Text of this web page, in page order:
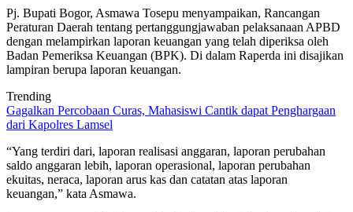
Pj. Bupati Bogor, Asmawa Tosepu menyampaikan, Rancangan
Peraturan Daerah tentang pertanggungjawaban pelaksanaan APBD
dengan melampirkan laporan keuangan yang telah diperiksa oleh
Badan Pemeriksa Keuangan (BPK). Di dalam Raperda ini disajikan
lampiran berupa laporan keuangan.
Trending
Gagalkan Percobaan Curas, Mahasiswi Cantik dapat Penghargaan
dari Kapolres Lamsel
“Yang terdiri dari, laporan realisasi anggaran, laporan perubahan
saldo anggaran lebih, laporan operasional, laporan perubahan
ekuitas, neraca, laporan arus kas dan catatan atas laporan
keuangan,” kata Asmawa.